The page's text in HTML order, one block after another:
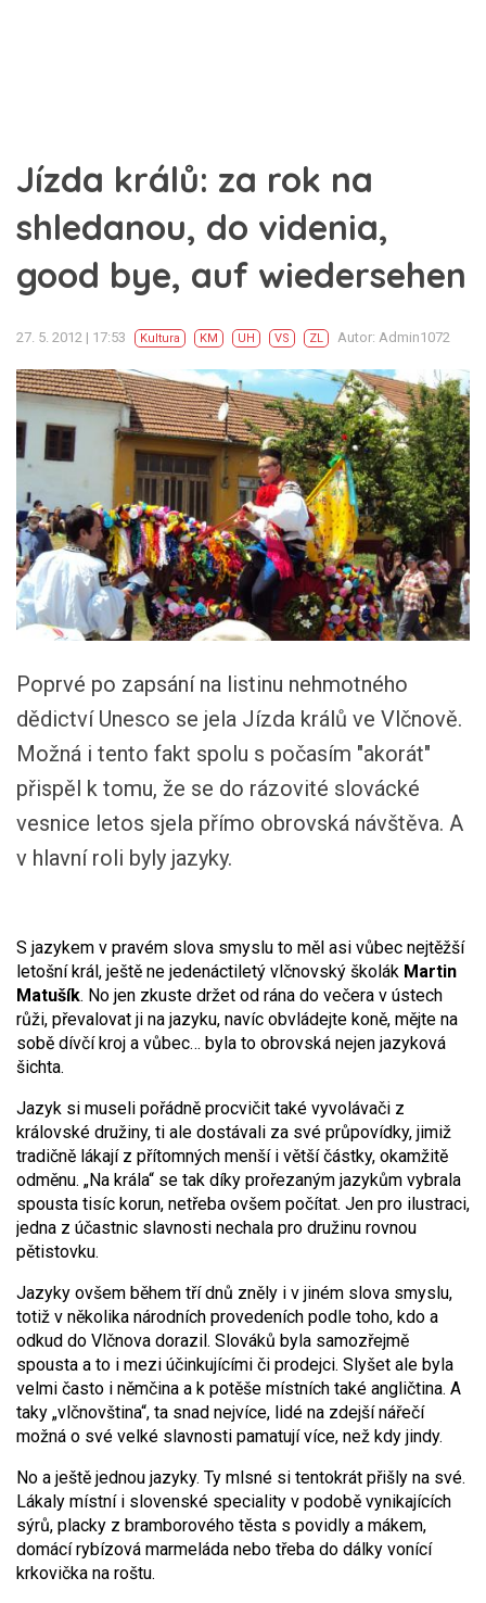
Jízda králů: za rok na
shledanou, do videnia,
good bye, auf wiedersehen
27. 5. 2012 | 17:53 Kultura KM UH VS ZL Autor: Admin1072
Poprvé po zapsání na listinu nehmotného
dědictví Unesco se jela Jízda králů ve Vlčnově.
Možná i tento fakt spolu s počasím "akorát"
přispěl k tomu, že se do rázovité slovácké
vesnice letos sjela přímo obrovská návštěva. A
v hlavní roli byly jazyky.
S jazykem v pravém slova smyslu to měl asi vůbec nejtěžší
letošní král, ještě ne jedenáctiletý vlčnovský školák Martin
Matušík. No jen zkuste držet od rána do večera v ústech
růži, převalovat ji na jazyku, navíc obvládejte koně, mějte na
sobě dívčí kroj a vůbec… byla to obrovská nejen jazyková
šichta.
Jazyk si museli pořádně procvičit také vyvolávači z
královské družiny, ti ale dostávali za své průpovídky, jimiž
tradičně lákají z přítomných menší i větší částky, okamžitě
odměnu. „Na krála“ se tak díky prořezaným jazykům vybrala
spousta tisíc korun, netřeba ovšem počítat. Jen pro ilustraci,
jedna z účastnic slavnosti nechala pro družinu rovnou
pětistovku.
Jazyky ovšem během tří dnů zněly i v jiném slova smyslu,
totiž v několika národních provedeních podle toho, kdo a
odkud do Vlčnova dorazil. Slováků byla samozřejmě
spousta a to i mezi účinkujícími či prodejci. Slyšet ale byla
velmi často i němčina a k potěše místních také angličtina. A
taky „vlčnovština“, ta snad nejvíce, lidé na zdejší nářečí
možná o své velké slavnosti pamatují více, než kdy jindy.
No a ještě jednou jazyky. Ty mlsné si tentokrát přišly na své.
Lákaly místní i slovenské speciality v podobě vynikajících
sýrů, placky z bramborového těsta s povidly a mákem,
domácí rybízová marmeláda nebo třeba do dálky vonící
krkovička na roštu.